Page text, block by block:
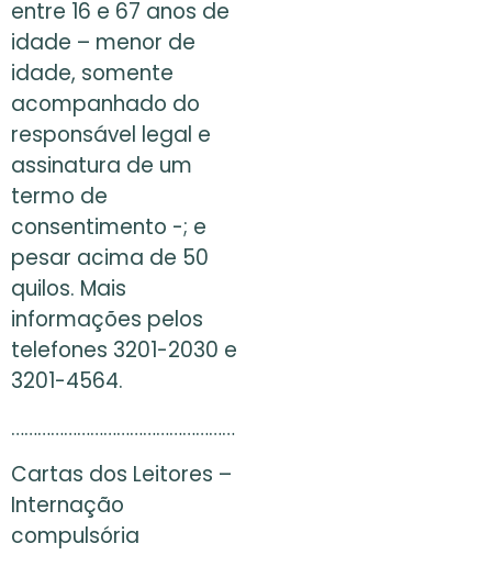
entre 16 e 67 anos de
idade – menor de
idade, somente
acompanhado do
responsável legal e
assinatura de um
termo de
consentimento -; e
pesar acima de 50
quilos. Mais
informações pelos
telefones 3201-2030 e
3201-4564.
……………………………………………
Cartas dos Leitores –
Internação
compulsória